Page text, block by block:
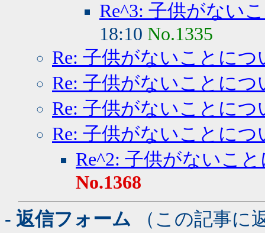
Re^3: 子供がない
18:10 No.1335
Re: 子供がないことにつ
Re: 子供がないことにつ
Re: 子供がないことにつ
Re: 子供がないことにつ
Re^2: 子供がないこ
No.1368
- 返信フォーム （この記事に